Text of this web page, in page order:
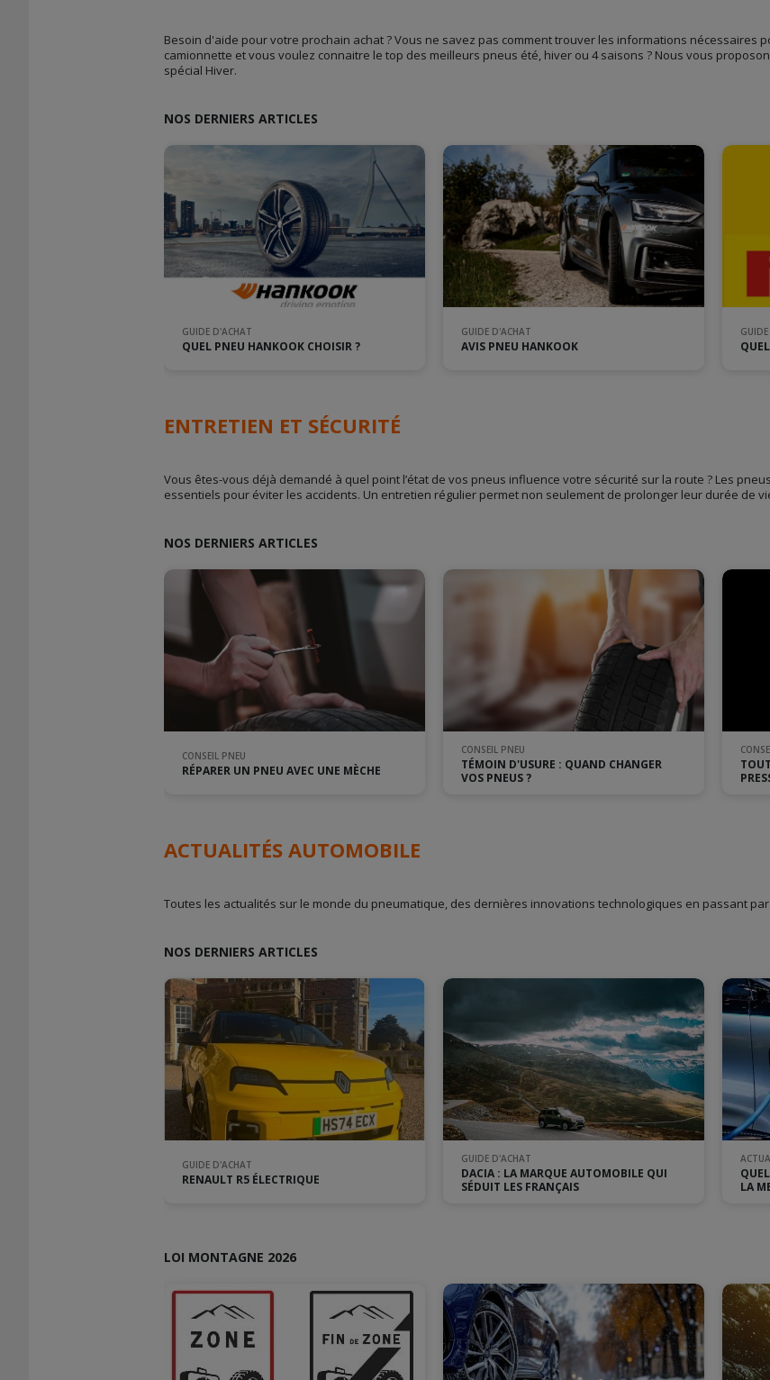
Besoin d'aide pour votre prochain achat ? Vous ne savez pas comment trouver les informations nécessaires
camionnette et vous voulez connaitre le top des meilleurs pneus été, hiver ou 4 saisons ? Nous vous
spécial Hiver.
NOS DERNIERS ARTICLES
GUIDE D'ACHAT
QUEL PNEU HANKOOK CHOISIR ?
GUIDE D'ACHAT
AVIS PNEU HANKOOK
ENTRETIEN ET SÉCURITÉ
Vous êtes-vous déjà demandé à quel point l’état de vos pneus influence votre sécurité sur la route ? Les
essentiels pour éviter les accidents. Un entretien régulier permet non seulement de prolonger leur durée de
NOS DERNIERS ARTICLES
CONSEIL PNEU
RÉPARER UN PNEU AVEC UNE MÈCHE
CONSEIL PNEU
TÉMOIN D'USURE : QUAND CHANGER
VOS PNEUS ?
ACTUALITÉS AUTOMOBILE
Toutes les actualités sur le monde du pneumatique, des dernières innovations technologiques en passant
NOS DERNIERS ARTICLES
GUIDE D'ACHAT
RENAULT R5 ÉLECTRIQUE
GUIDE D'ACHAT
DACIA : LA MARQUE AUTOMOBILE QUI
SÉDUIT LES FRANÇAIS
LA
LOI MONTAGNE 2026